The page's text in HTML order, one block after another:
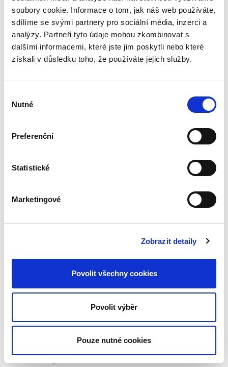
soubory cookie. Informace o tom, jak náš web používáte,
sdílíme se svými partnery pro sociální média, inzerci a
analýzy. Partneři tyto údaje mohou zkombinovat s
dalšími informacemi, které jste jim poskytli nebo které
získali v důsledku toho, že používáte jejich služby.
souhlasu
Nutné
Preferenční
Statistické
Marketingové
Zobrazit detaily
Povolit všechny cookies
Povolit výběr
Pouze nutné cookies
rámci civilního procesního práva oblast s
bohatou doktrinální tradicí, zejména pokud jde
o jeho podobu v nalézacím sporném řízení.
Naproti tomu jeho...
způsobené
Josef Bártů
Publikace pojednává o předpokladech vzniku
podle § 2933 až 2935 ObčZ. Nejde ale pouze o
po deseti letech